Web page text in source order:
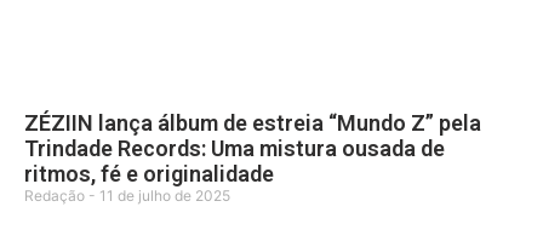
ZÉZIIN lança álbum de estreia “Mundo Z” pela
Trindade Records: Uma mistura ousada de
ritmos, fé e originalidade
Redação 11 de julho de 2025